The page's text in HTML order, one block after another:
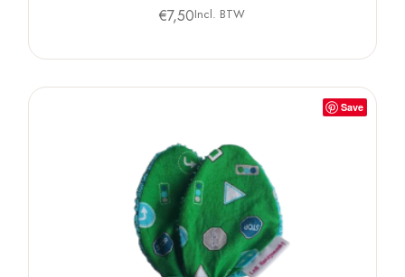
€7,50Incl. BTW
Save